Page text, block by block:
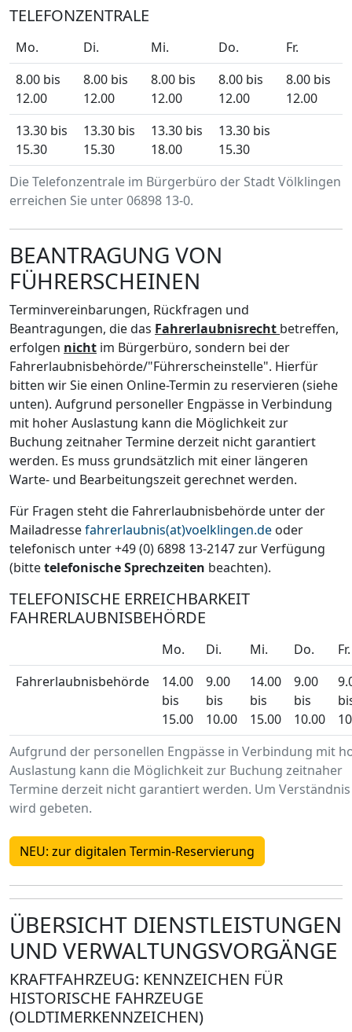
TELEFONZENTRALE
Die Telefonzentrale im Bürgerbüro der Stadt Völklingen
erreichen Sie unter 06898 13-0.
Mo. Di. Mi. Do.
Fr.
8.00 bis
12.00
8.00 bis
12.00
8.00 bis
12.00
8.00 bis
12.00
8.00 bis
12.00
13.30 bis
15.30
13.30 bis
15.30
13.30 bis
18.00
13.30 bis
15.30
BEANTRAGUNG VON
FÜHRERSCHEINEN
Terminvereinbarungen, Rückfragen und
Beantragungen, die das Fahrerlaubnisrecht betreffen,
erfolgen nicht im Bürgerbüro, sondern bei der
Fahrerlaubnisbehörde/"Führerscheinstelle". Hierfür
bitten wir Sie einen Online-Termin zu reservieren (siehe
unten). Aufgrund personeller Engpässe in Verbindung
mit hoher Auslastung kann die Möglichkeit zur
Buchung zeitnaher Termine derzeit nicht garantiert
werden. Es muss grundsätzlich mit einer längeren
Warte- und Bearbeitungszeit gerechnet werden.
Für Fragen steht die Fahrerlaubnisbehörde unter der
Mailadressefahrerlaubnis(at)voelklingen.de oder
telefonisch unter +49 (0) 6898 13-2147 zur Verfügung
(bittetelefonische Sprechzeiten beachten).
TELEFONISCHE ERREICHBARKEIT
FAHRERLAUBNISBEHÖRDE
Aufgrund der personellen Engpässe in Verbindung mit
Auslastung kann die Möglichkeit zur Buchung zeitnaher
Termine derzeit nicht garantiert werden. Um Verständnis
wird gebeten.
Mo. Di. Mi. Do.
Fr.
Fahrerlaubnisbehörde
14.00
bis
15.00
9.00
bis
10.00
14.00
bis
15.00
9.00
bis
10.00
NEU: zur digitalen Termin-Reservierung
ÜBERSICHT DIENSTLEISTUNGEN
UND VERWALTUNGSVORGÄNGE
KRAFTFAHRZEUG: KENNZEICHEN FÜR
HISTORISCHE FAHRZEUGE
(OLDTIMERKENNZEICHEN)